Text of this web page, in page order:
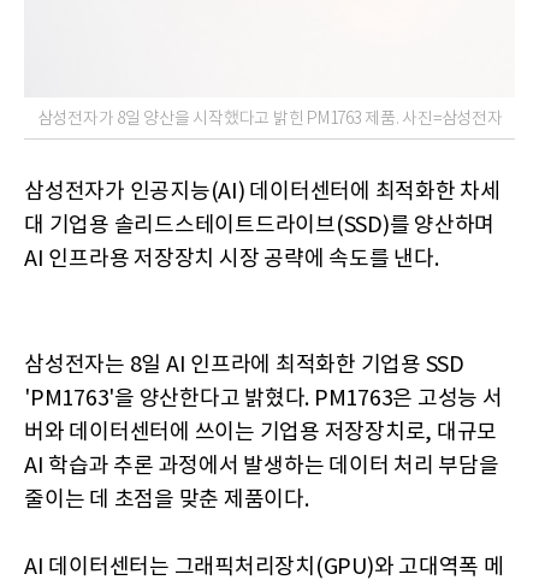
삼성전자가 8일 양산을 시작했다고 밝힌 PM1763 제품. 사진=삼성전자
삼성전자가 인공지능(AI) 데이터센터에 최적화한 차세
대 기업용 솔리드스테이트드라이브(SSD)를 양산하며
AI 인프라용 저장장치 시장 공략에 속도를 낸다.
삼성전자는 8일 AI 인프라에 최적화한 기업용 SSD
'PM1763'을 양산한다고 밝혔다. PM1763은 고성능 서
버와 데이터센터에 쓰이는 기업용 저장장치로, 대규모
AI 학습과 추론 과정에서 발생하는 데이터 처리 부담을
줄이는 데 초점을 맞춘 제품이다.
AI 데이터센터는 그래픽처리장치(GPU)와 고대역폭 메